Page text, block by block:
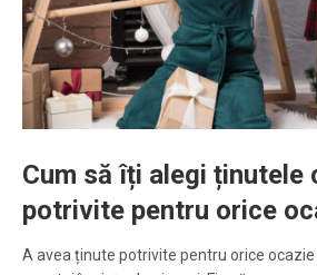
Cum să îți alegi ținutele
potrivite pentru orice
A avea ținute potrivite pentru orice